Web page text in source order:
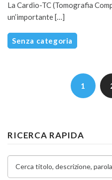
La Cardio-TC (Tomografia
un’importante […]
Senza categoria
1
RICERCA RAPIDA
Cerca titolo, descrizione,